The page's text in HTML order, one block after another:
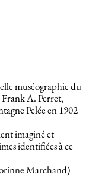
muséographie du
A. Perret,
Pelée en 1902
imaginé et
identifiées à ce
Marchand)